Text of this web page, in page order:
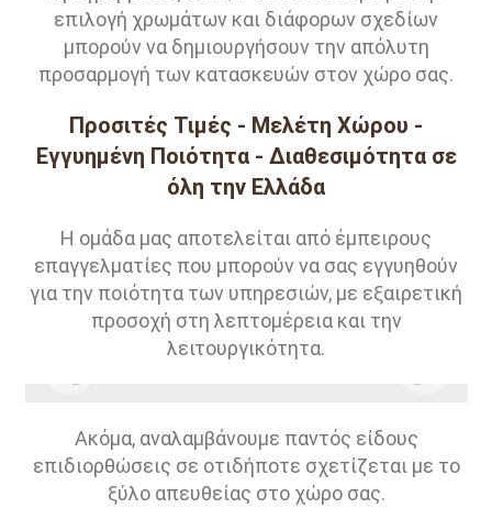
επιλογή χρωμάτων και διάφορων σχεδίων
μπορούν να δημιουργήσουν την απόλυτη
προσαρμογή των κατασκευών στον χώρο σας.
Προσιτές Τιμές - Μελέτη Χώρου -
Εγγυημένη Ποιότητα - Διαθεσιμότητα σε
όλη την Ελλάδα
Η ομάδα μας αποτελείται από έμπειρους
επαγγελματίες που μπορούν να σας εγγυηθούν
για την ποιότητα των υπηρεσιών, με εξαιρετική
προσοχή στη λεπτομέρεια και την
λειτουργικότητα.
Ακόμα, αναλαμβάνουμε παντός είδους
επιδιορθώσεις σε οτιδήποτε σχετίζεται με το
ξύλο απευθείας στο χώρο σας.